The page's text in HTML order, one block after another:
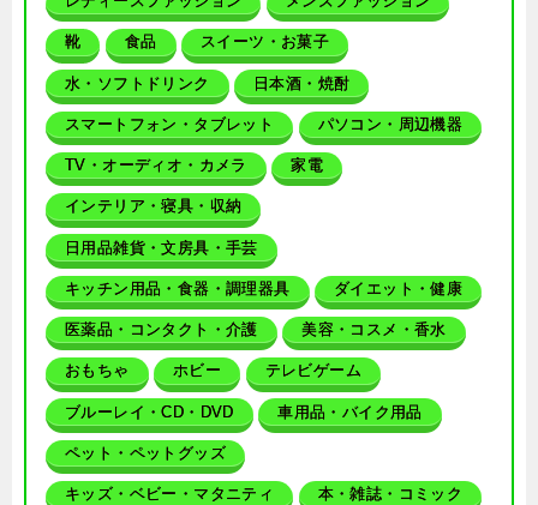
靴 食品 スイーツ・お菓子
水・ソフトドリンク 日本酒・焼酎
スマートフォン・タブレット パソコン・周辺機器
TV・オーディオ・カメラ 家電
インテリア・寝具・収納
日用品雑貨・文房具・手芸
キッチン用品・食器・調理器具 ダイエット・健康
医薬品・コンタクト・介護 美容・コスメ・香水
おもちゃ ホビー テレビゲーム
ブルーレイ・CD・DVD 車用品・バイク用品
ペット・ペットグッズ
キッズ・ベビー・マタニティ 本・雑誌・コミック